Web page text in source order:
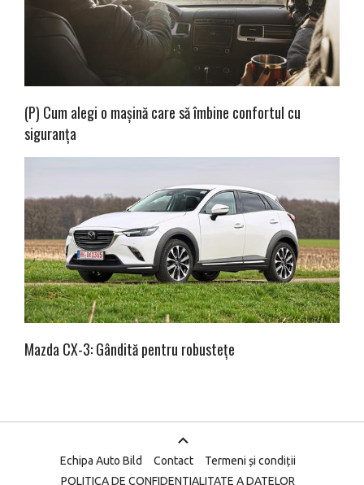
(P) Cum alegi o mașină care să îmbine confortul cu
siguranța
Mazda CX-3: Gândită pentru robustețe
Echipa Auto Bild Contact
Termeni și condiții
POLITICA DE CONFIDENTIALITATE A DATELOR